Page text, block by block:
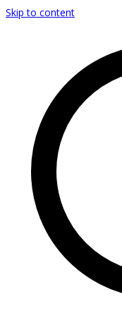
Skip to content